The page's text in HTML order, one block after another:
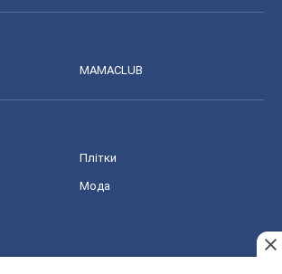
MAMACLUB
Плітки
Мода